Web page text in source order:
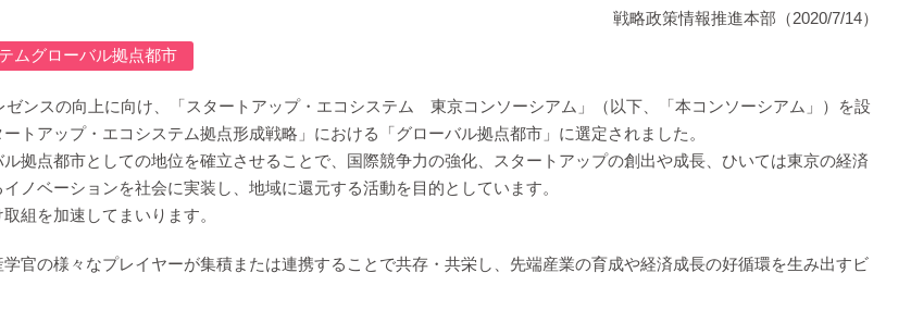
戦略政策情報推進本部 （2020/7/14）
ムグローバル拠点都市
ンスの向上に向け、「スタートアップ・エコシステム 東京コンソーシアム」（以下、「本コンソーシアム」）を設
トアップ・エコシステム拠点形成戦略」における「グローバル拠点都市」に選定されました。
拠点都市としての地位を確立させることで、国際競争力の強化、スタートアップの創出や成長、ひいては東京の経済
ノベーションを社会に実装し、地域に還元する活動を目的としています。
組を加速してまいります。
官の様々なプレイヤーが集積または連携することで共存・共栄し、先端産業の育成や経済成長の好循環を生み出すビ